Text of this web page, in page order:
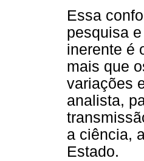
Essa
pesquisa
inerente é
mais que
variações
analista,
a ciência,
Estado.